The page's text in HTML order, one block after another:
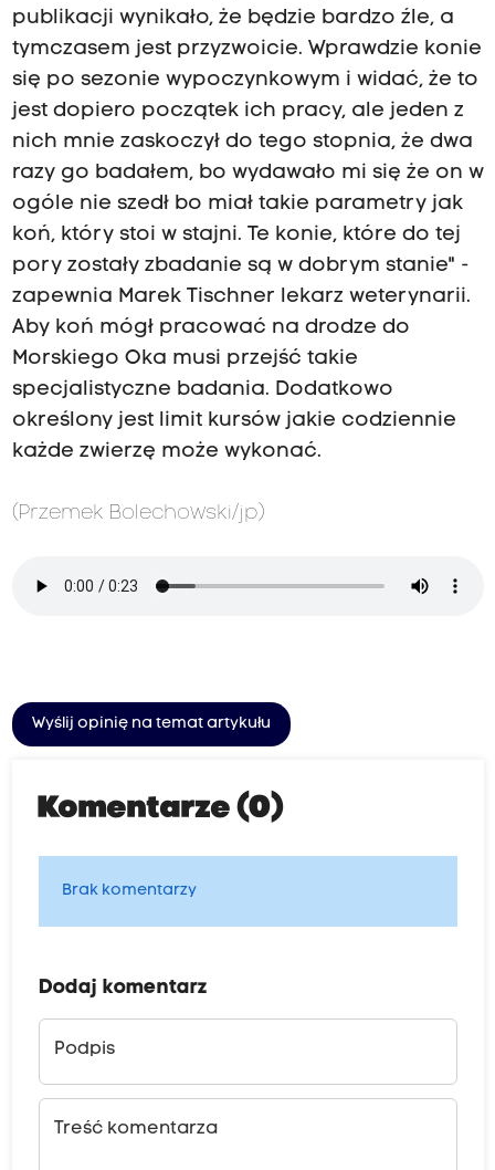
publikacji wynikało, że będzie bardzo źle, a
tymczasem jest przyzwoicie. Wprawdzie konie
się po sezonie wypoczynkowym i widać, że to
jest dopiero początek ich pracy, ale jeden z
nich mnie zaskoczył do tego stopnia, że dwa
razy go badałem, bo wydawało mi się że on w
ogóle nie szedł bo miał takie parametry jak
koń, który stoi w stajni. Te konie, które do tej
pory zostały zbadanie są w dobrym stanie" -
zapewnia Marek Tischner lekarz weterynarii.
Aby koń mógł pracować na drodze do
Morskiego Oka musi przejść takie
specjalistyczne badania. Dodatkowo
określony jest limit kursów jakie codziennie
każde zwierzę może wykonać.
(Przemek Bolechowski/jp)
Wyślij opinię na temat artykułu
Komentarze (0)
Brak komentarzy
Dodaj komentarz
Podpis
Treść komentarza